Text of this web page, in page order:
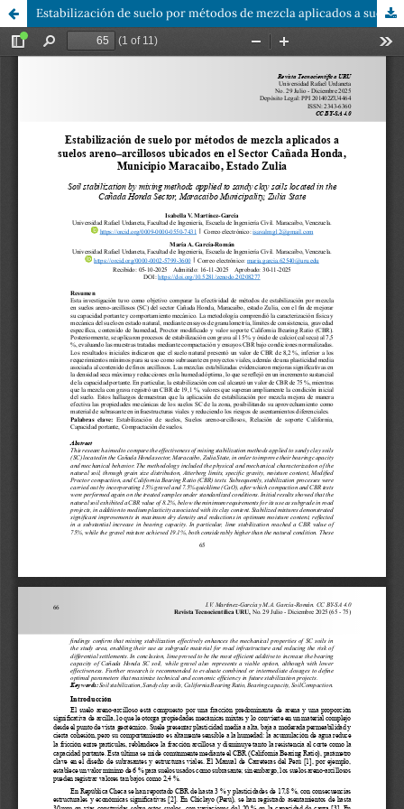
Estabilización de suelo por métodos de mezcla aplicados a suelos areno–arcillosos ubicados en el Sector Cañada Honda, Municipio Maracaibo, Estado Zulia